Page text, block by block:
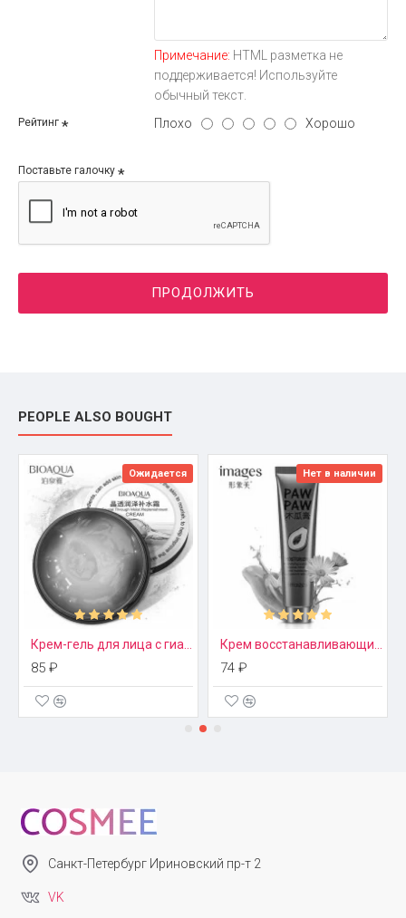
Примечание: HTML разметка не
поддерживается! Используйте
обычный текст.
Рейтинг Плохо Хорошо
Поставьте галочку
ПРОДОЛЖИТЬ
PEOPLE ALSO BOUGHT
Ожидается
85 ₽
Нет в наличии
74 ₽
Санкт-Петербург Ириновский пр-т 2
VK